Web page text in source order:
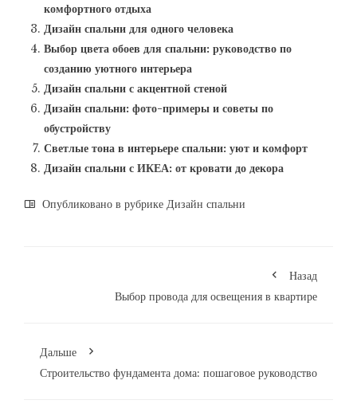
комфортного отдыха
Дизайн спальни для одного человека
Выбор цвета обоев для спальни: руководство по
созданию уютного интерьера
Дизайн спальни с акцентной стеной
Дизайн спальни: фото-примеры и советы по
обустройству
Светлые тона в интерьере спальни: уют и комфорт
Дизайн спальни с ИКЕА: от кровати до декора
Опубликовано в рубрике Дизайн спальни
Назад
Выбор провода для освещения в квартире
Дальше
Строительство фундамента дома: пошаговое руководство